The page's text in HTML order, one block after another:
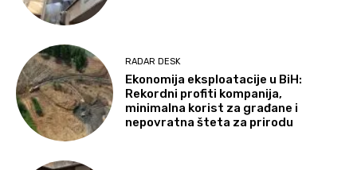
RADAR DESK
Ekonomija eksploatacije u BiH:
Rekordni profiti kompanija,
minimalna korist za građane i
nepovratna šteta za prirodu